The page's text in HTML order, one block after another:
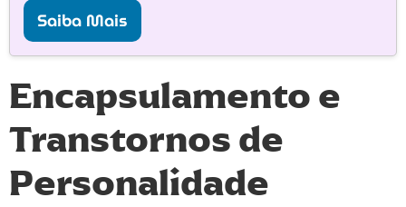
Saiba Mais
Encapsulamento e
Transtornos de
Personalidade